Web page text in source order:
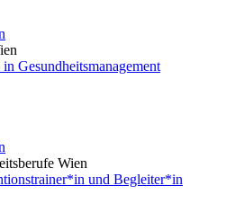
Gesundheitsmanagement
Wien
und Begleiter*in